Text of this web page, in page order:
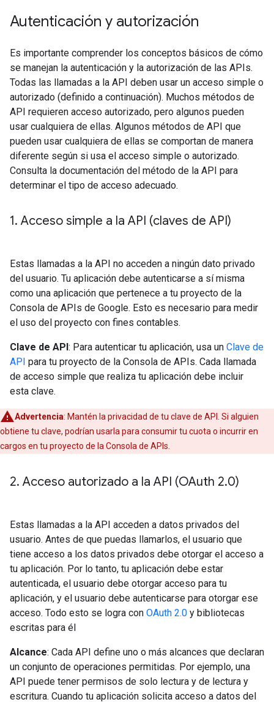
Autenticación y autorización
Es importante comprender los conceptos básicos de cómo
se manejan la autenticación y la autorización de las APIs.
Todas las llamadas a la API deben usar un acceso simple o
autorizado (definido a continuación). Muchos métodos de
API requieren acceso autorizado, pero algunos pueden
usar cualquiera de ellas. Algunos métodos de API que
pueden usar cualquiera de ellas se comportan de manera
diferente según si usa el acceso simple o autorizado.
Consulta la documentación del método de la API para
determinar el tipo de acceso adecuado.
1. Acceso simple a la API (claves de API)
Estas llamadas a la API no acceden a ningún dato privado
del usuario. Tu aplicación debe autenticarse a sí misma
como una aplicación que pertenece a tu proyecto de la
Consola de APIs de Google. Esto es necesario para medir
el uso del proyecto con fines contables.
Clave de API: Para autenticar tu aplicación, usa un Clave de
API para tu proyecto de la Consola de APIs. Cada llamada
de acceso simple que realiza tu aplicación debe incluir
esta clave.
Advertencia: Mantén la privacidad de tu clave de API. Si alguien
obtiene tu clave, podrían usarla para consumir tu cuota o incurrir en
cargos en tu proyecto de la Consola de APIs.
2. Acceso autorizado a la API (OAuth 2.0)
Estas llamadas a la API acceden a datos privados del
usuario. Antes de que puedas llamarlos, el usuario que
tiene acceso a los datos privados debe otorgar el acceso a
tu aplicación. Por lo tanto, tu aplicación debe estar
autenticada, el usuario debe otorgar acceso para tu
aplicación, y el usuario debe autenticarse para otorgar ese
acceso. Todo esto se logra con OAuth 2.0 y bibliotecas
escritas para él
Alcance: Cada API define uno o más alcances que declaran
un conjunto de operaciones permitidas. Por ejemplo, una
API puede tener permisos de solo lectura y de lectura y
escritura. Cuando tu aplicación solicita acceso a datos del